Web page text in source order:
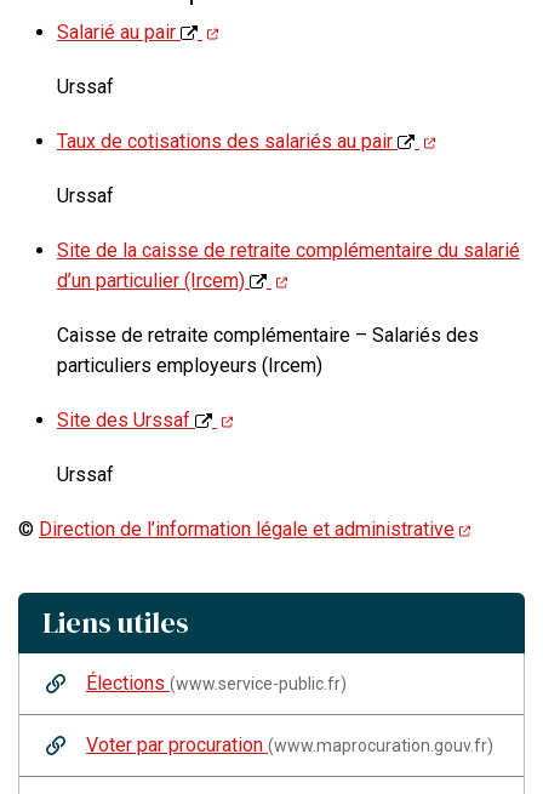
Salarié au pair
Urssaf
Taux de cotisations des salariés au pair
Urssaf
Site de la caisse de retraite complémentaire du salarié
d’un particulier (Ircem)
Caisse de retraite complémentaire – Salariés des
particuliers employeurs (Ircem)
Site des Urssaf
Urssaf
© Direction de l’information légale et administrative
Liens utiles
Élections (www.service-public.fr)
Voter par procuration (www.maprocuration.gouv.fr)